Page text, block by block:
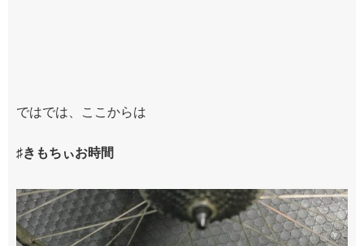
ではでは、ここからは
♯きもちぃお時間